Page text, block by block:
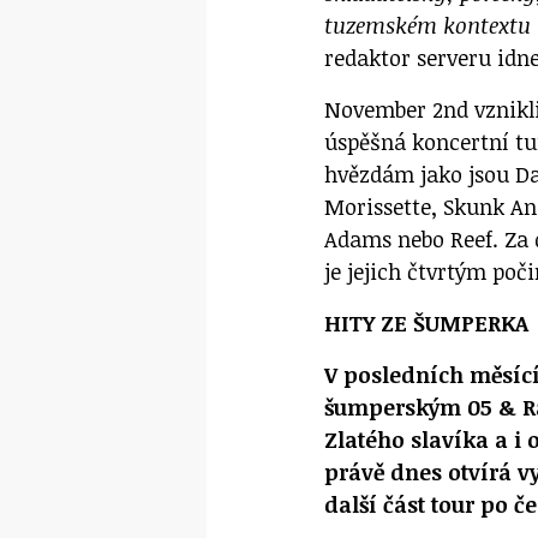
tuzemském
redaktor serveru
November 2nd
úspěšná koncertní
hvězdám jako jsou
Morissette, Skunk
Adams nebo Reef.
je jejich čtvrtým
HITY ZE ŠUMPERKA
V posledních
šumperským 05 &
Zlatého slavíka a i
právě dnes otvírá
další část tour po